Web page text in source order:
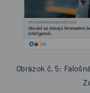
Obrázok č. 5: